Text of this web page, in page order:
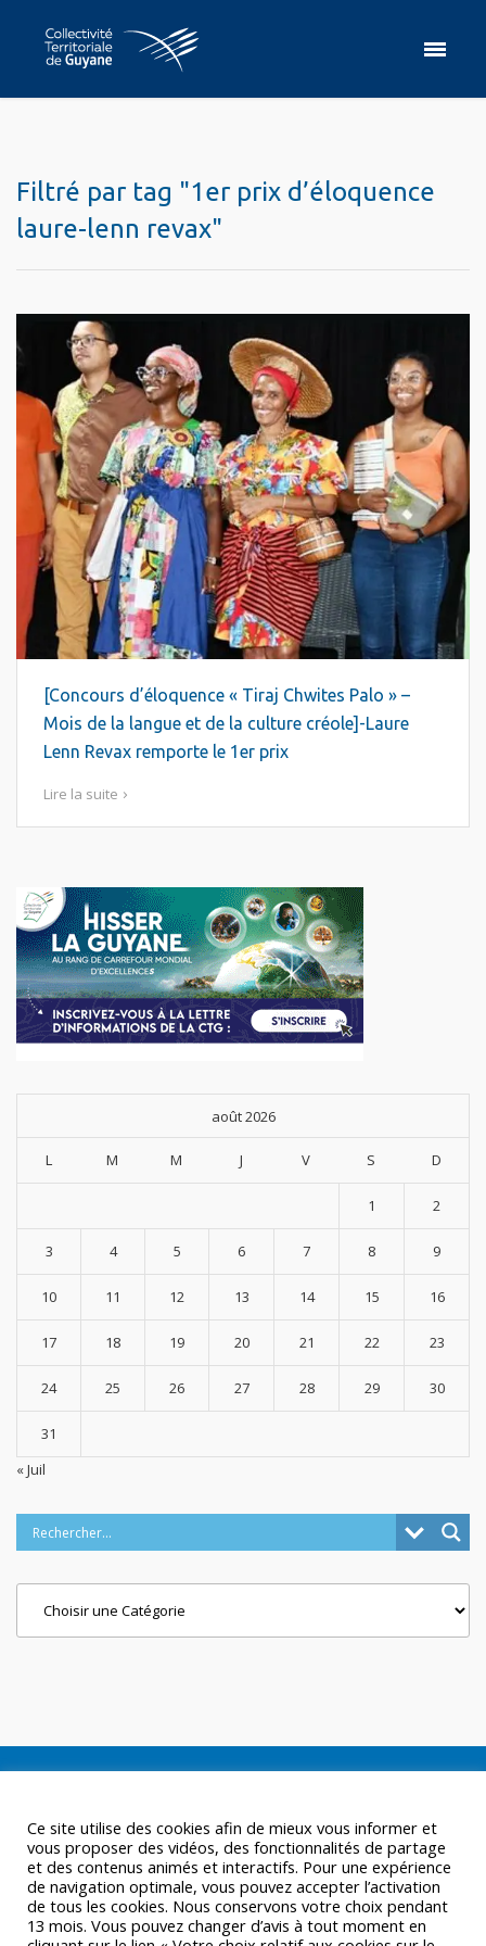
Filtré par tag "1er prix d’éloquence
laure-lenn revax"
[Concours d’éloquence « Tiraj Chwites Palo » –
Mois de la langue et de la culture créole]-Laure
Lenn Revax remporte le 1er prix
Lire la suite
août 2026
L M M J V S D
1 2
3 4 5 6 7 8 9
10 11 12 13 14 15 16
17 18 19 20 21 22 23
24 25 26 27 28 29 30
31
« Juil
Ce site utilise des cookies afin de mieux vous informer et
vous proposer des vidéos, des fonctionnalités de partage
et des contenus animés et interactifs. Pour une expérience
de navigation optimale, vous pouvez accepter l’activation
de tous les cookies. Nous conservons votre choix pendant
13 mois. Vous pouvez changer d’avis à tout moment en